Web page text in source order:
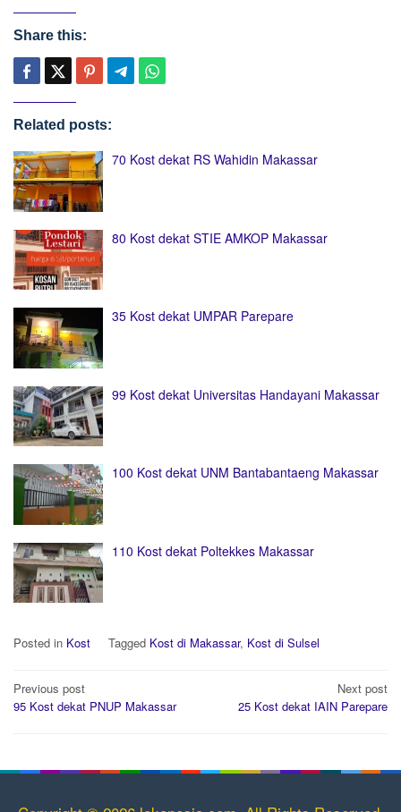
Share this:
Related posts:
70 Kost dekat RS Wahidin Makassar
80 Kost dekat STIE AMKOP Makassar
35 Kost dekat UMPAR Parepare
99 Kost dekat Universitas Handayani Makassar
100 Kost dekat UNM Bantabantaeng Makassar
110 Kost dekat Poltekkes Makassar
Posted in Kost Tagged Kost di Makassar, Kost di Sulsel
Post
navigation
Previous post
95 Kost dekat PNUP Makassar
Next post
25 Kost dekat IAIN Parepare